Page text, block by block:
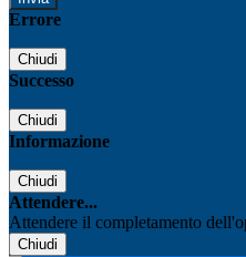
Errore
Chiudi
Successo
Chiudi
Informazione
Chiudi
Attendere...
Attendere il completamento
Chiudi